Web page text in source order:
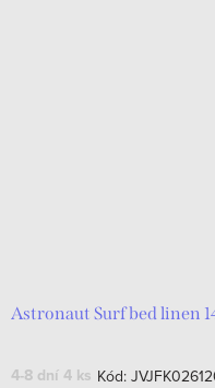
Astronaut Surf bed linen
4-8 dní 4 ks Kód: